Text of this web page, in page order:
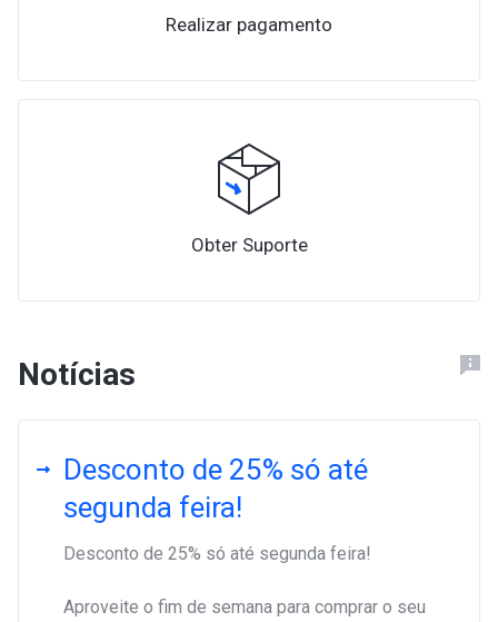
Realizar pagamento
Obter Suporte
Notícias
Desconto de 25% só até
segunda feira!
Desconto de 25% só até segunda feira!
Aproveite o fim de semana para comprar o seu